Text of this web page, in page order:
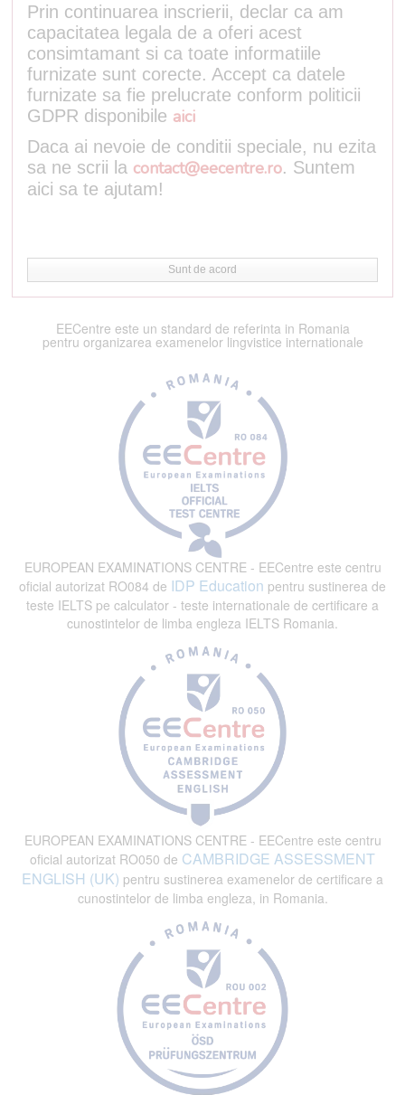
Prin continuarea inscrierii, declar ca am
capacitatea legala de a oferi acest
consimtamant si ca toate informatiile
furnizate sunt corecte. Accept ca datele
furnizate sa fie prelucrate conform politicii
GDPR disponibile aici
Daca ai nevoie de conditii speciale, nu ezita
sa ne scrii la contact@eecentre.ro. Suntem
aici sa te ajutam!
Sunt de acord
EECentre este un standard de referinta in Romania
pentru organizarea examenelor lingvistice internationale
EUROPEAN EXAMINATIONS CENTRE - EECentre este centru
oficial autorizat RO084 de IDP Education pentru sustinerea de
teste IELTS pe calculator - teste internationale de certificare a
cunostintelor de limba engleza IELTS Romania.
EUROPEAN EXAMINATIONS CENTRE - EECentre este centru
oficial autorizat RO050 de CAMBRIDGE ASSESSMENT
ENGLISH (UK) pentru sustinerea examenelor de certificare a
cunostintelor de limba engleza, in Romania.